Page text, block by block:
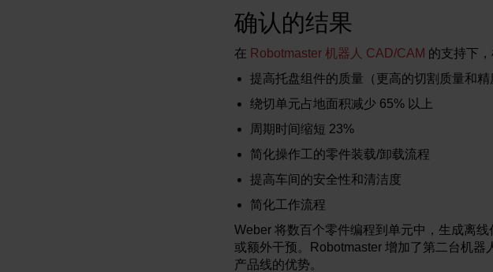
确认的结果
在 Robotmaster 机器人 CAD/CAM 的支持下
提高托盘组件的质量（更高的切割质量和精
绕切单元占地面积减少 65% 以上
周期时间缩短 23%
简化操作工的零件装载/卸载流程
提高车间的安全性和清洁度
简化工作流程
Weber 将数百个零件编程到单元中，生成离
或额外干预。Robotmaster 增加了第二台机
产品线的优势。